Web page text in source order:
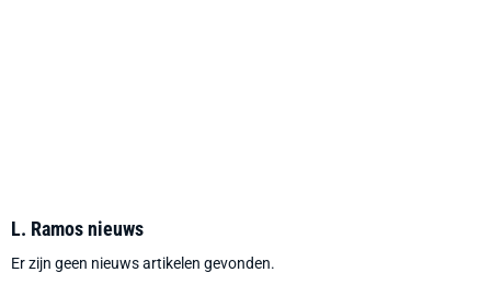
L. Ramos nieuws
Er zijn geen nieuws artikelen gevonden.